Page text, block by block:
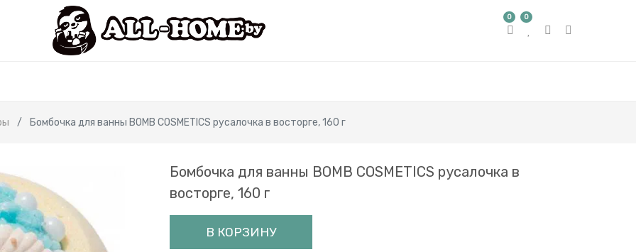
0 0
Бомбочка для ванны BOMB COSMETICS русалочка в восторге, 160 г
Бомбочка для ванны BOMB COSMETICS русалочка в
восторге, 160 г
В КОРЗИНУ